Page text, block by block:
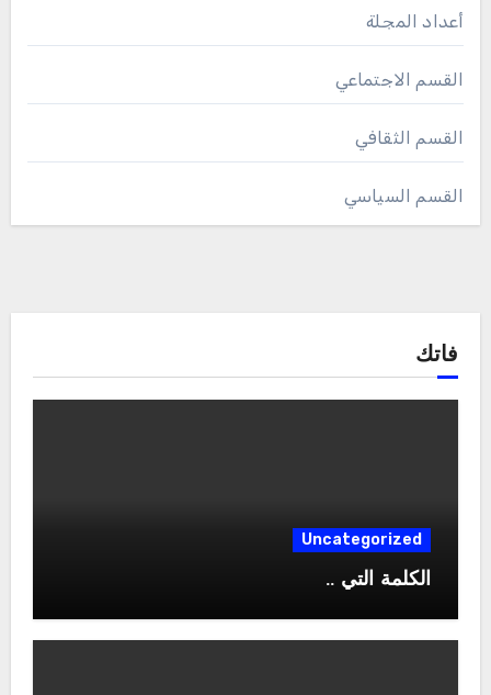
أعداد المجلة
القسم الاجتماعي
القسم الثقافي
القسم السياسي
فاتك
Uncategorized
الكلمة التي ..